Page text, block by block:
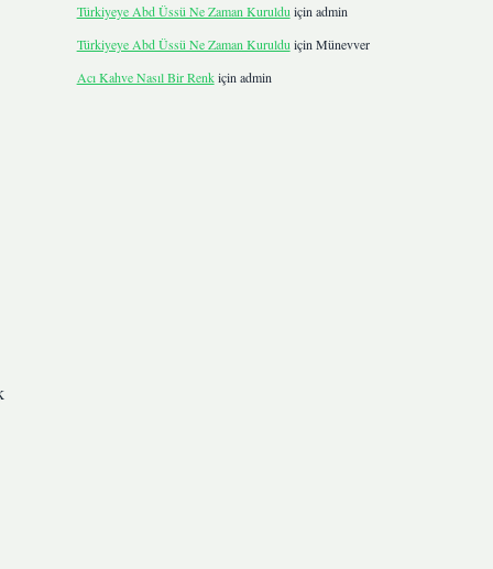
Türkiyeye Abd Üssü Ne Zaman Kuruldu için admin
Türkiyeye Abd Üssü Ne Zaman Kuruldu için Münevver
Acı Kahve Nasıl Bir Renkiçin admin